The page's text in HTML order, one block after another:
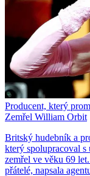
Producent, který
Zemřel William Orbit
Britský hudebník a
který spolupracoval
zemřel ve věku 69
přátelé, napsala